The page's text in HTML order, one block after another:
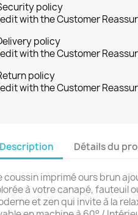
policy
with the Customer
policy
with the Customer
policy
with the Customer
Description Détails du
coussin imprimé ours brun
à votre canapé, fauteuil
et zen qui invite à la